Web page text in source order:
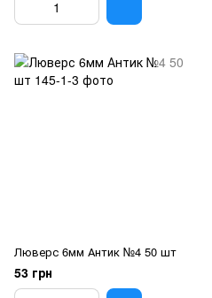
Люверс 6мм Антик №4 50 шт
53 грн